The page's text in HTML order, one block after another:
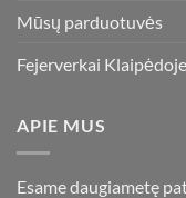
Mūsų parduotuvės
Fejerverkai Klaipėdoje
APIE MUS
Esame daugiametę